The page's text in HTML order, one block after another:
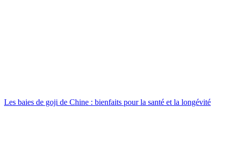
Les baies de goji de Chine : bienfaits pour la santé et la longévité